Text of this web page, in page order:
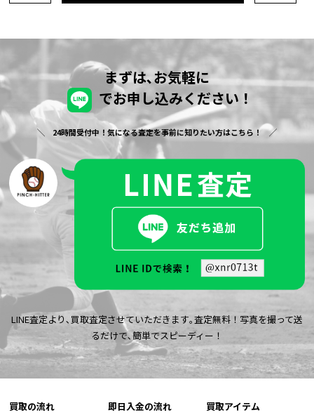
まずは､お気軽に
でお申し込みください！
24時間受付中！気になる査定を事前に知りたい方はこちら！
LINE査定より､買取査定させていただきます｡査定無料！写真を撮って送
るだけで､簡単でスピーディー！
買取の流れ 即日入金の流れ 買取アイテム